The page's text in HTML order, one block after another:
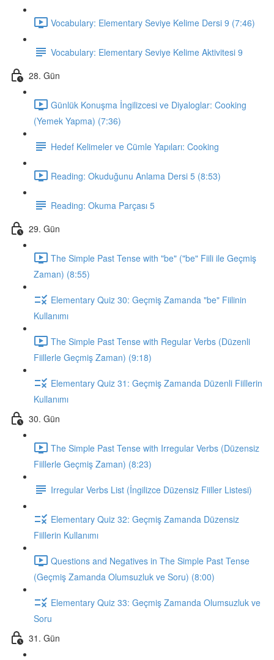
Vocabulary: Elementary Seviye Kelime Dersi 9 (7:46)
Vocabulary: Elementary Seviye Kelime Aktivitesi 9
28. Gün
Günlük Konuşma İngilizcesi ve Diyaloglar: Cooking
(Yemek Yapma) (7:36)
Hedef Kelimeler ve Cümle Yapıları: Cooking
Reading: Okuduğunu Anlama Dersi 5 (8:53)
Reading: Okuma Parçası 5
29. Gün
The Simple Past Tense with "be" ("be" Fiili ile Geçmiş
Zaman) (8:55)
Elementary Quiz 30: Geçmiş Zamanda "be" Fiilinin
Kullanımı
The Simple Past Tense with Regular Verbs (Düzenli
Fiillerle Geçmiş Zaman) (9:18)
Elementary Quiz 31: Geçmiş Zamanda Düzenli Fiillerin
Kullanımı
30. Gün
The Simple Past Tense with Irregular Verbs (Düzensiz
Fiillerle Geçmiş Zaman) (8:23)
Irregular Verbs List (İngilizce Düzensiz Fiiller Listesi)
Elementary Quiz 32: Geçmiş Zamanda Düzensiz
Fiillerin Kullanımı
Questions and Negatives in The Simple Past Tense
(Geçmiş Zamanda Olumsuzluk ve Soru) (8:00)
Elementary Quiz 33: Geçmiş Zamanda Olumsuzluk ve
Soru
31. Gün